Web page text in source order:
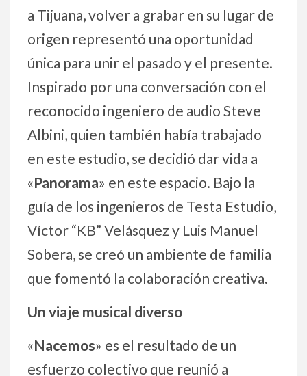
a Tijuana, volver a grabar en su lugar de
origen representó una oportunidad
única para unir el pasado y el presente.
Inspirado por una conversación con el
reconocido ingeniero de audio Steve
Albini, quien también había trabajado
en este estudio, se decidió dar vida a
«Panorama» en este espacio. Bajo la
guía de los ingenieros de Testa Estudio,
Víctor “KB” Velásquez y Luis Manuel
Sobera, se creó un ambiente de familia
que fomentó la colaboración creativa.
Un viaje musical diverso
«Nacemos» es el resultado de un
esfuerzo colectivo que reunió a